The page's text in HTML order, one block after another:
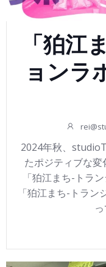
「狛江
ョンラ
2024年秋、
たポジティブな
「狛江まち-トラ
「狛江まち-トラ